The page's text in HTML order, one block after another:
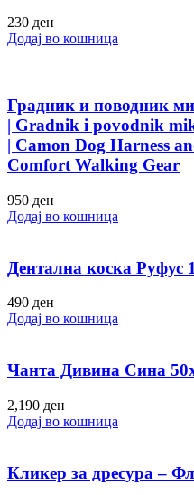
230 ден
Додај во кошница
Градник и поводник
| Gradnik i povodnik
| Camon Dog Harness
Comfort Walking Gear
950 ден
Додај во кошница
Дентална коска Руфус
490 ден
Додај во кошница
Чанта Дивина Сина
2,190 ден
Додај во кошница
Кликер за дресура –